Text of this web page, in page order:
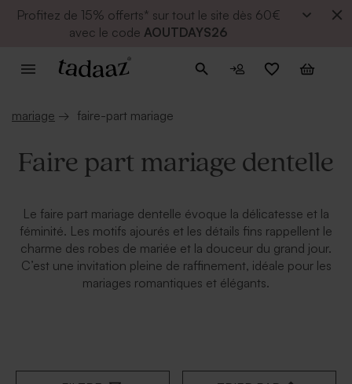
Profitez de 15% offerts* sur tout le site dès 60€
avec le code AOUTDAYS26
mariage → faire-part mariage
Faire part mariage dentelle
Le faire part mariage dentelle évoque la délicatesse et la
féminité. Les motifs ajourés et les détails fins rappellent le
charme des robes de mariée et la douceur du grand jour.
C’est une invitation pleine de raffinement, idéale pour les
mariages romantiques et élégants.